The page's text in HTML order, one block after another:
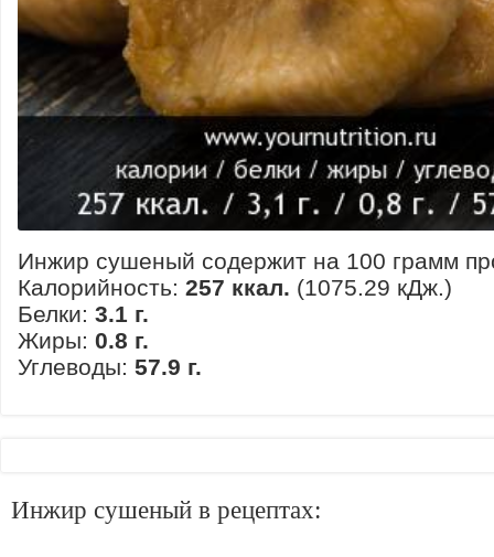
Инжир сушеный содержит на 100 грамм
Калорийность: 257 ккал. (1075.29 кДж.)
Белки: 3.1 г.
Жиры: 0.8 г.
Углеводы: 57.9 г.
Инжир сушеный в рецептах: